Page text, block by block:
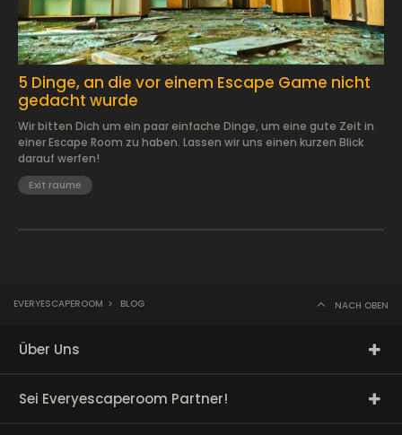
2022.04.23.
5 Dinge, an die vor einem Escape Game nicht
gedacht wurde
Wir bitten Dich um ein paar einfache Dinge, um eine gute Zeit in
einer Escape Room zu haben. Lassen wir uns einen kurzen Blick
darauf werfen!
Exit raume
EVERYESCAPEROOM > BLOG NACH OBEN
Über Uns
Sei Everyescaperoom Partner!